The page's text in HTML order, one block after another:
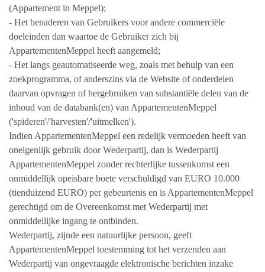
(Appartement in Meppel);
- Het benaderen van Gebruikers voor andere commerciële
doeleinden dan waartoe de Gebruiker zich bij
AppartementenMeppel heeft aangemeld;
- Het langs geautomatiseerde weg, zoals met behulp van een
zoekprogramma, of anderszins via de Website of onderdelen
daarvan opvragen of hergebruiken van substantiële delen van de
inhoud van de databank(en) van AppartementenMeppel
('spideren'/'harvesten'/'uitmelken').
Indien AppartementenMeppel een redelijk vermoeden heeft van
oneigenlijk gebruik door Wederpartij, dan is Wederpartij
AppartementenMeppel zonder rechterlijke tussenkomst een
onmiddellijk opeisbare boete verschuldigd van EURO 10.000
(tienduizend EURO) per gebeurtenis en is AppartementenMeppel
gerechtigd om de Overeenkomst met Wederpartij met
onmiddellijke ingang te ontbinden.
Wederpartij, zijnde een natuurlijke persoon, geeft
AppartementenMeppel toestemming tot het verzenden aan
Wederpartij van ongevraagde elektronische berichten inzake